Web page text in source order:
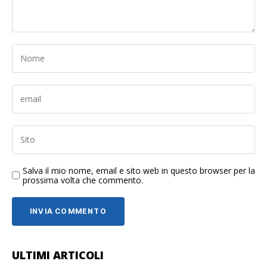
Salva il mio nome, email e sito web in questo browser per la
prossima volta che commento.
ULTIMI ARTICOLI